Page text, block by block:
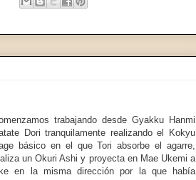
trabajando desde Gyakku Hanmi
Dori tranquilamente realizando el Kokyu
básico en el que Tori absorbe el agarre,
un Okuri Ashi y proyecta en Mae Ukemi a
en la misma dirección por la que había